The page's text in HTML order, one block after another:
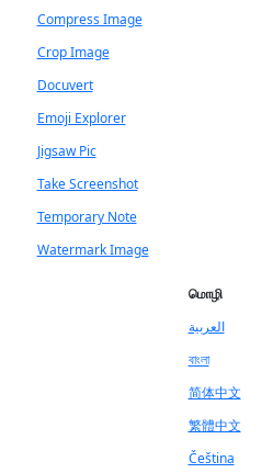
Compress Image
Crop Image
Docuvert
Emoji Explorer
Jigsaw Pic
Take Screenshot
Temporary Note
Watermark Image
மொழி
العربية
বাংলা
简体中文
繁體中文
Čeština